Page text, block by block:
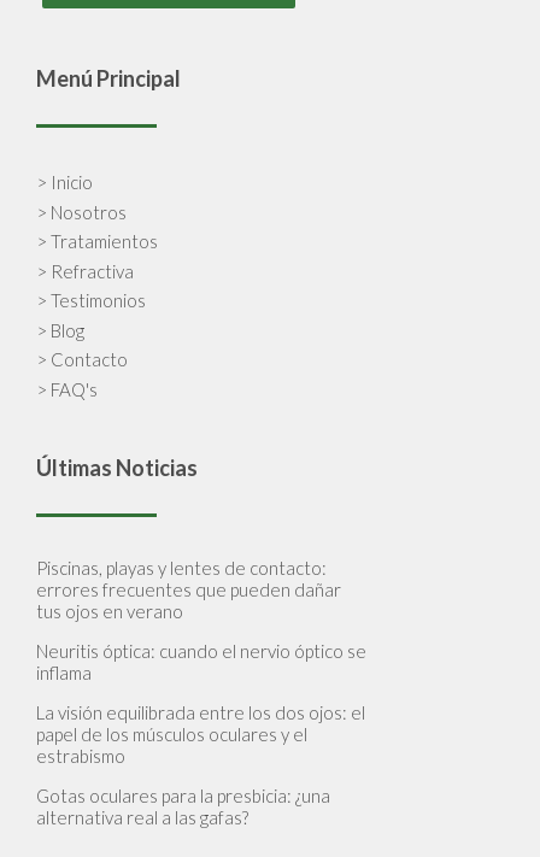
Menú Principal
> Inicio
> Nosotros
> Tratamientos
> Refractiva
> Testimonios
> Blog
> Contacto
> FAQ's
Últimas Noticias
Piscinas, playas y lentes de contacto:
errores frecuentes que pueden dañar
tus ojos en verano
Neuritis óptica: cuando el nervio óptico se
inflama
La visión equilibrada entre los dos ojos: el
papel de los músculos oculares y el
estrabismo
Gotas oculares para la presbicia: ¿una
alternativa real a las gafas?